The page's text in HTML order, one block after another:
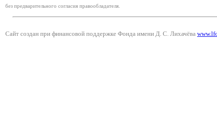
без предварительного согласия правообладателя.
Сайт создан при финансовой поддержке Фонда имени Д. С. Лихачёва